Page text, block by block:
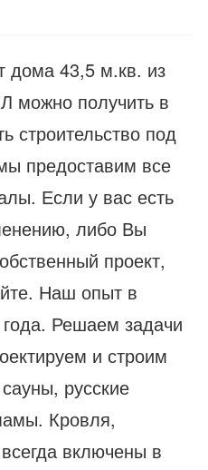
дома 43,5 м.кв. из
можно получить в
строительство под
предоставим все
Если у вас есть
либо Вы
проект,
Наш опыт в
года. Решаем задачи
и строим
русские
Кровля,
включены в